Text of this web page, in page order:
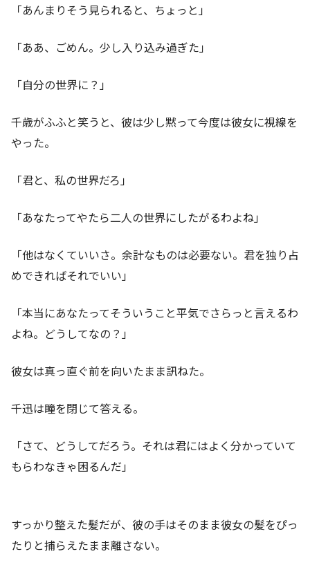
「あんまりそう見られると、ちょっと」
「ああ、ごめん。少し入り込み過ぎた」
「自分の世界に？」
千歳がふふと笑うと、彼は少し黙って今度は彼女に視線を
やった。
「君と、私の世界だろ」
「あなたってやたら二人の世界にしたがるわよね」
「他はなくていいさ。余計なものは必要ない。君を独り占
めできればそれでいい」
「本当にあなたってそういうこと平気でさらっと言えるわ
よね。どうしてなの？」
彼女は真っ直ぐ前を向いたまま訊ねた。
千迅は瞳を閉じて答える。
「さて、どうしてだろう。それは君にはよく分かっていて
もらわなきゃ困るんだ」
すっかり整えた髪だが、彼の手はそのまま彼女の髪をぴっ
たりと捕らえたまま離さない。